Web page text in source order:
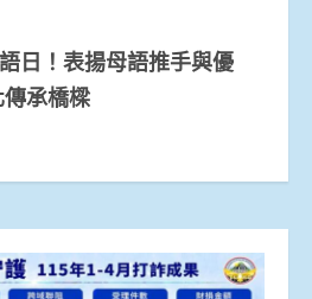
日！表揚母語推手與優
承橋樑